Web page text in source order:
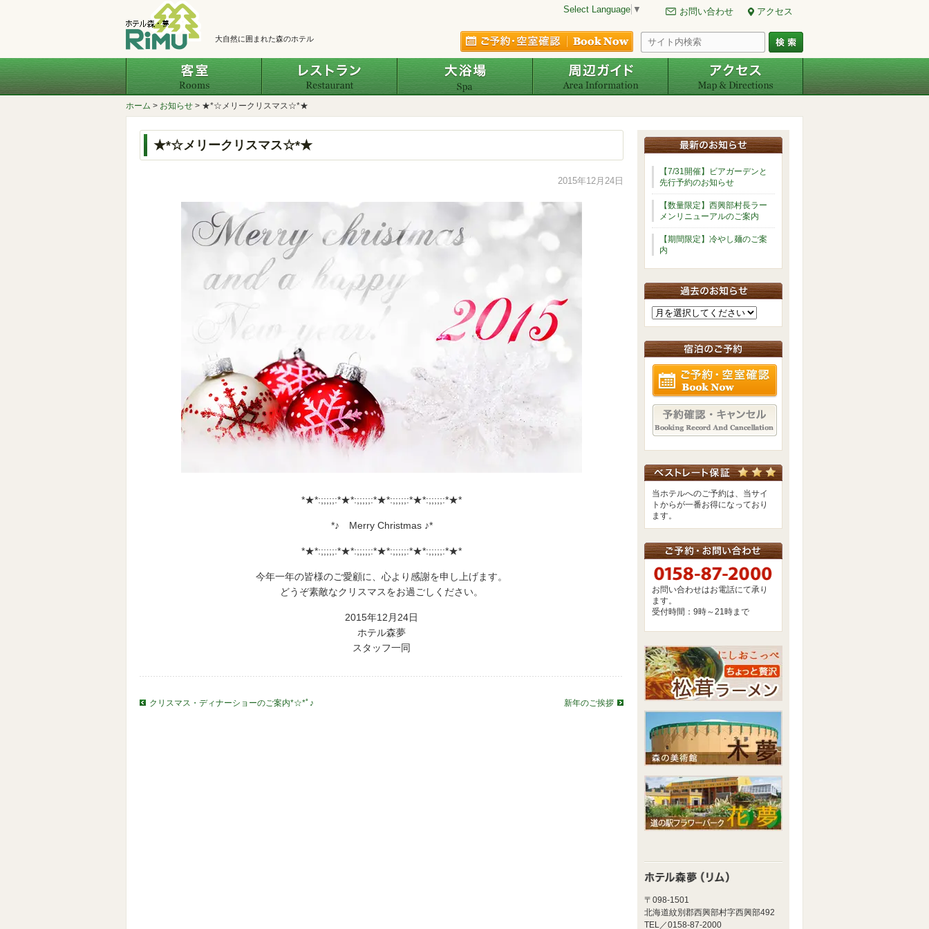
大自然に囲まれた森のホテル ご予約・空室確認
Select Language ▼ お問い合わせ アクセス
客室 レストラン 大浴場 周辺ガイド アクセス
ホーム > お知らせ > ★*☆メリークリスマス☆*★
★*☆メリークリスマス☆*★
2015年12月24日
*★*:;;;;;:*★*:;;;;;:*★*:;;;;;:*★*:;;;;;:*★*
*♪ Merry Christmas ♪*
*★*:;;;;;:*★*:;;;;;:*★*:;;;;;:*★*:;;;;;:*★*
今年一年の皆様のご愛顧に、心より感謝を申し上げます。
どうぞ素敵なクリスマスをお過ごしください。
2015年12月24日
ホテル森夢
スタッフ一同
クリスマス・ディナーショーのご案内*☆*ﾟ♪ 新年のご挨拶
【7/31開催】ビアガーデンと
先行予約のお知らせ
【数量限定】西興部村長ラー
メンリニューアルのご案内
【期間限定】冷やし麺のご案
内
当ホテルへのご予約は、当サイ
トからが一番お得になっており
ます。
お問い合わせはお電話にて承り
ます。
受付時間：9時～21時まで
〒098-1501
北海道紋別郡西興部村字西興部492
TEL／0158-87-2000